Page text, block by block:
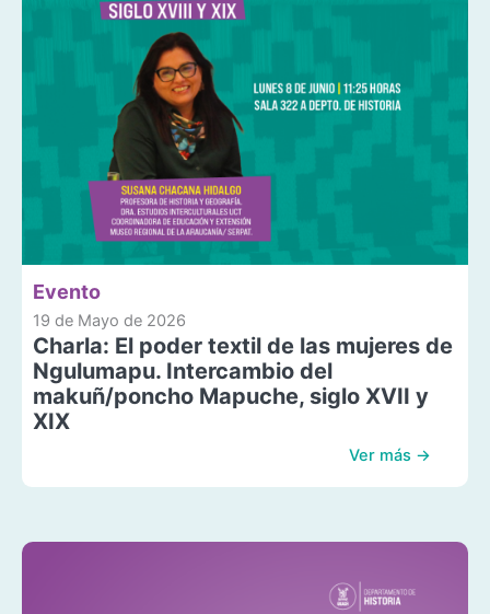
Evento
19 de Mayo de 2026
Charla: El poder textil de las mujeres de
Ngulumapu. Intercambio del
makuñ/poncho Mapuche, siglo XVII y
XIX
Ver más →